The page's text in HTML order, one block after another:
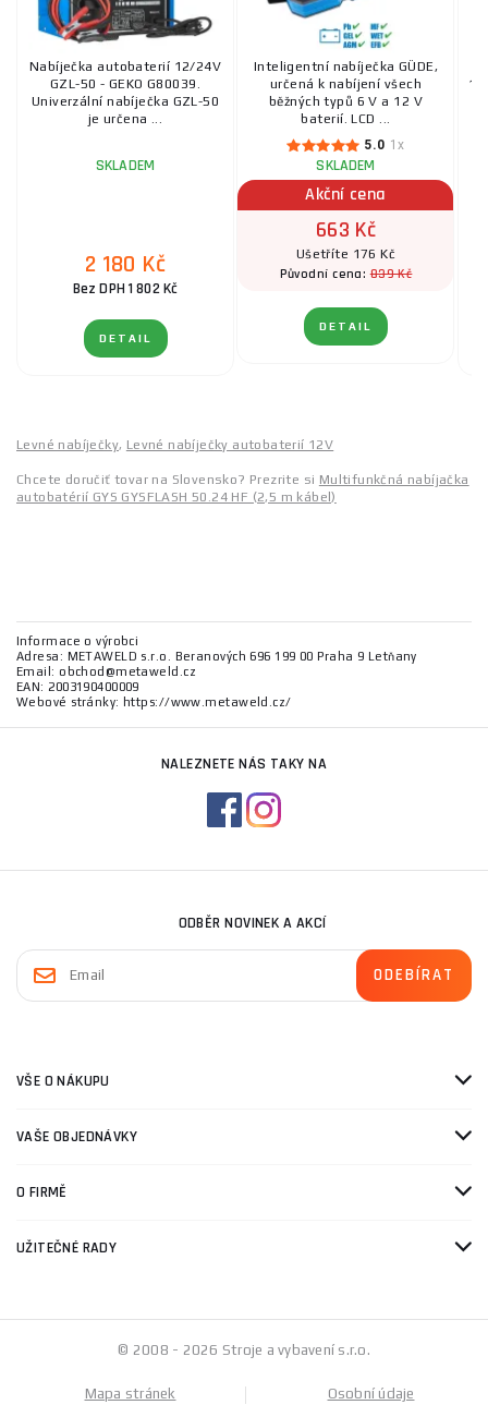
Nabíječka autobaterií 12/24V
GZL-50 - GEKO G80039.
Univerzální nabíječka GZL-50
je určena ...
SKLADEM
2 180 Kč
Bez DPH 1 802 Kč
DETAIL
Inteligentní nabíječka GÜDE,
určená k nabíjení všech
běžných typů 6 V a 12 V
baterií. LCD ...
5.0 1x
SKLADEM
Akční cena
663 Kč
Ušetříte 176 Kč
Původní cena:839 Kč
DETAIL
Levné nabíječky, Levné nabíječky autobaterií 12V
Chcete doručiť tovar na Slovensko? Prezrite si Multifunkčná nabíjačka
autobatérií GYS GYSFLASH 50.24 HF (2,5 m kábel)
Informace o výrobci
Adresa: METAWELD s.r.o. Beranových 696 199 00 Praha 9 Letňany
Email: obchod@metaweld.cz
EAN: 2003190400009
Webové stránky: https://www.metaweld.cz/
NALEZNETE NÁS TAKY NA
ODBĚR NOVINEK A AKCÍ
VŠE O NÁKUPU
VAŠE OBJEDNÁVKY
O FIRMĚ
UŽITEČNÉ RADY
© 2008 - 2026 Stroje a vybavení s.r.o.
Mapa stránek Osobní údaje